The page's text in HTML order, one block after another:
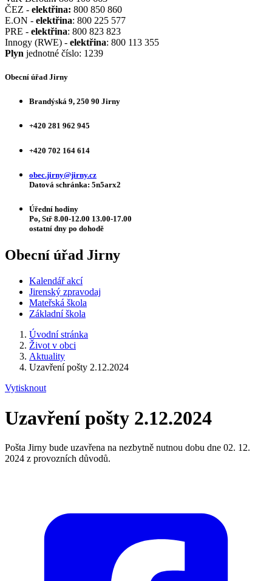
ČEZ - elektřina: 800 850 860
E.ON - elektřina: 800 225 577
PRE - elektřina: 800 823 823
Innogy (RWE) - elektřina: 800 113 355
Plyn jednotné číslo: 1239
Obecní úřad Jirny
Brandýská 9, 250 90 Jirny
+420 281 962 945
+420 702 164 614
obec.jirny@jirny.cz
Datová schránka: 5n5arx2
Úřední hodiny
Po, Stř 8.00-12.00 13.00-17.00
ostatní dny po dohodě
Obecní úřad Jirny
Kalendář akcí
Jirenský zpravodaj
Mateřská škola
Základní škola
Úvodní stránka
Život v obci
Aktuality
Uzavření pošty 2.12.2024
Vytisknout
Uzavření pošty 2.12.2024
Pošta Jirny bude uzavřena na nezbytně nutnou dobu dne 02. 12.
2024 z provozních důvodů.